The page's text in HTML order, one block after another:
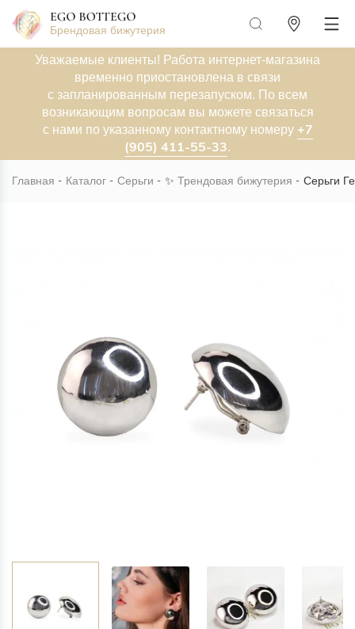
Брендовая бижутерия
Уважаемые клиенты! Работа интернет-магазина
временно приостановлена в связи
с запланированным перезапуском. По всем
возникающим вопросам вы можете связаться
с нами по указанному контактному номеру +7
(905) 411-55-33.
Главная Каталог Серьги ✨ Трендовая бижутерия Серьги